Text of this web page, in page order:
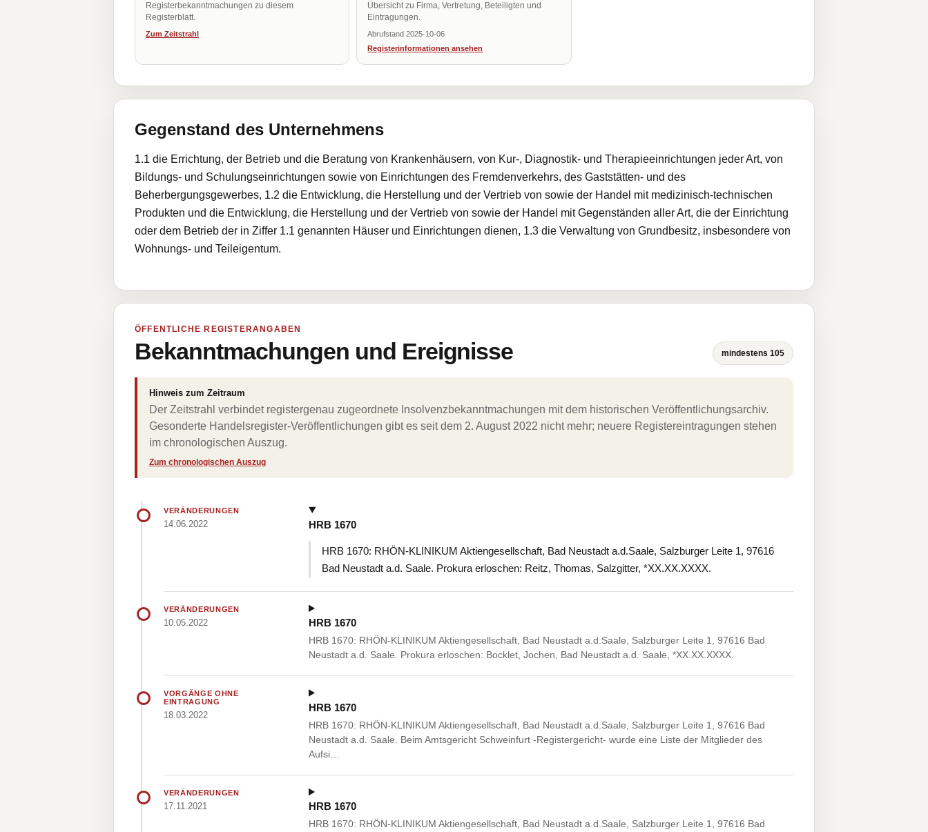
Registerbekanntmachungen zu diesem
Registerblatt.
Zum Zeitstrahl
Übersicht zu Firma, Vertretung, Beteiligten und
Eintragungen.
Abrufstand 2025-10-06
Registerinformationen ansehen
Gegenstand des Unternehmens
1.1 die Errichtung, der Betrieb und die Beratung von Krankenhäusern, von Kur-, Diagnostik- und Therapieeinrichtungen jeder Art, von
Bildungs- und Schulungseinrichtungen sowie von Einrichtungen des Fremdenverkehrs, des Gaststätten- und des
Beherbergungsgewerbes, 1.2 die Entwicklung, die Herstellung und der Vertrieb von sowie der Handel mit medizinisch-technischen
Produkten und die Entwicklung, die Herstellung und der Vertrieb von sowie der Handel mit Gegenständen aller Art, die der Einrichtung
oder dem Betrieb der in Ziffer 1.1 genannten Häuser und Einrichtungen dienen, 1.3 die Verwaltung von Grundbesitz, insbesondere von
Wohnungs- und Teileigentum.
ÖFFENTLICHE REGISTERANGABEN
Bekanntmachungen und Ereignisse mindestens 105
Hinweis zum Zeitraum
Der Zeitstrahl verbindet registergenau zugeordnete Insolvenzbekanntmachungen mit dem historischen Veröffentlichungsarchiv.
Gesonderte Handelsregister-Veröffentlichungen gibt es seit dem 2. August 2022 nicht mehr; neuere Registereintragungen stehen
im chronologischen Auszug.
Zum chronologischen Auszug
VERÄNDERUNGEN
14.06.2022 HRB 1670
HRB 1670: RHÖN-KLINIKUM Aktiengesellschaft, Bad Neustadt a.d.Saale, Salzburger Leite 1, 97616
Bad Neustadt a.d. Saale. Prokura erloschen: Reitz, Thomas, Salzgitter, *XX.XX.XXXX.
VERÄNDERUNGEN
10.05.2022 HRB 1670
HRB 1670: RHÖN-KLINIKUM Aktiengesellschaft, Bad Neustadt a.d.Saale, Salzburger Leite 1, 97616 Bad
Neustadt a.d. Saale. Prokura erloschen: Bocklet, Jochen, Bad Neustadt a.d. Saale, *XX.XX.XXXX.
VORGÄNGE OHNE
EINTRAGUNG
18.03.2022
HRB 1670
HRB 1670: RHÖN-KLINIKUM Aktiengesellschaft, Bad Neustadt a.d.Saale, Salzburger Leite 1, 97616 Bad
Neustadt a.d. Saale. Beim Amtsgericht Schweinfurt -Registergericht- wurde eine Liste der Mitglieder des
Aufsi…
VERÄNDERUNGEN
17.11.2021 HRB 1670
HRB 1670: RHÖN-KLINIKUM Aktiengesellschaft, Bad Neustadt a.d.Saale, Salzburger Leite 1, 97616 Bad